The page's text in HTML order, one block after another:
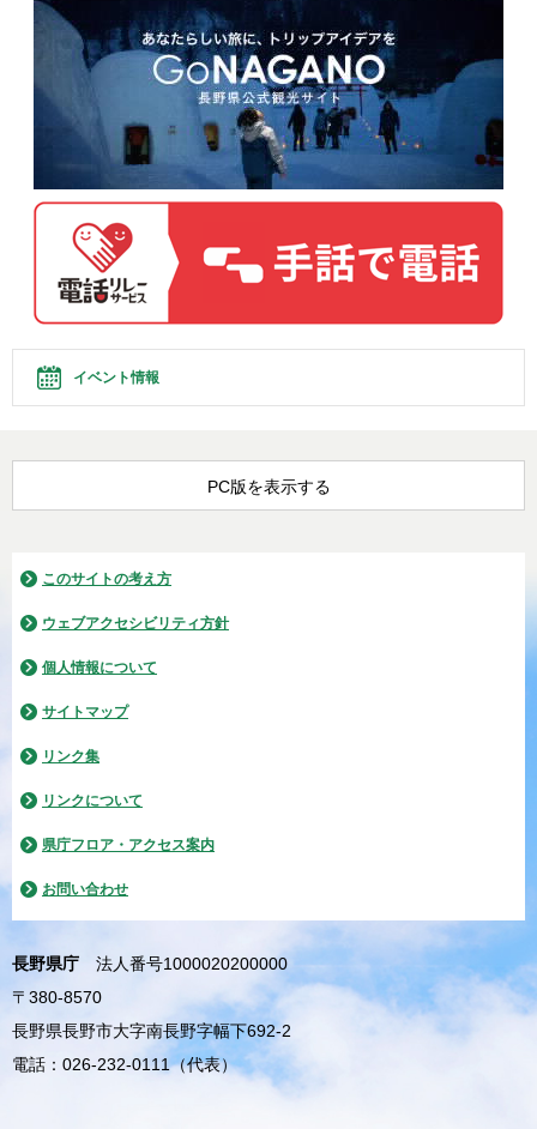
イベント情報
PC版を表示する
このサイトの考え方
ウェブアクセシビリティ方針
個人情報について
サイトマップ
リンク集
リンクについて
県庁フロア・アクセス案内
お問い合わせ
長野県庁
法人番号1000020200000
〒380-8570
長野県長野市大字南長野字幅下692-2
電話：026-232-0111（代表）